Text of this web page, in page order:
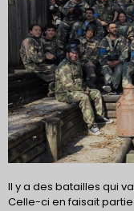
Il y a des batailles qui
Celle-ci en faisait partie.